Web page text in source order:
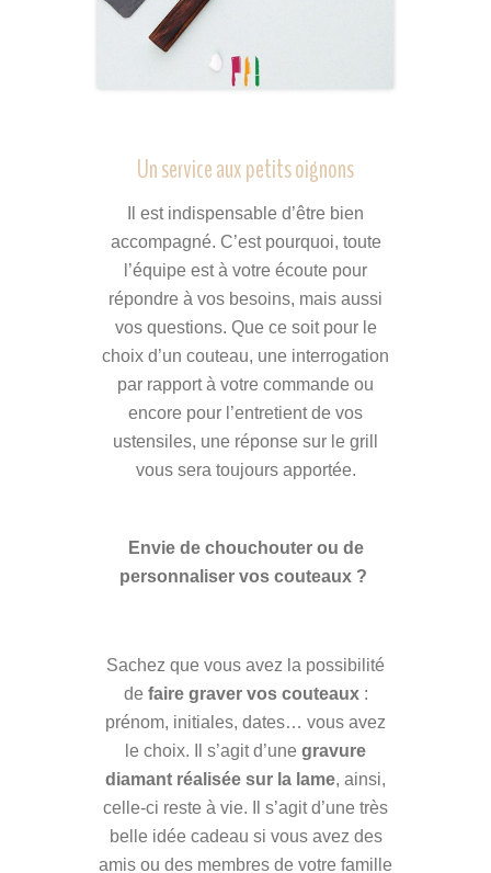
Un service aux petits oignons
Il est indispensable d’être bien
accompagné. C’est pourquoi, toute
l’équipe est à votre écoute pour
répondre à vos besoins, mais aussi
vos questions. Que ce soit pour le
choix d’un couteau, une interrogation
par rapport à votre commande ou
encore pour l’entretient de vos
ustensiles, une réponse sur le grill
vous sera toujours apportée.
Envie de chouchouter ou de
personnaliser vos couteaux ?
Sachez que vous avez la possibilité
de faire graver vos couteaux:
prénom, initiales, dates… vous avez
le choix. Il s’agit d’une gravure
diamant réalisée sur la lame, ainsi,
celle-ci reste à vie. Il s’agit d’une très
belle idée cadeau si vous avez des
amis ou des membres de votre famille